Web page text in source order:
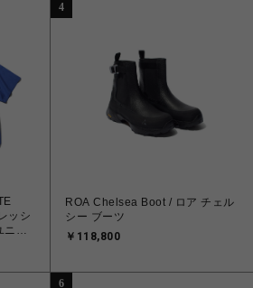
ッシ
ニフ
4
ROA Chelsea Boot / ロア チェル
シー ブーツ
￥118,800
6